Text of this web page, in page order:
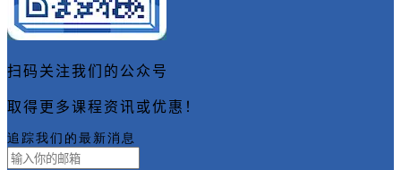
扫码关注我们的公众号
取得更多课程资讯或优惠！
追踪我们的最新消息